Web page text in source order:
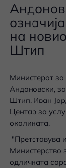
на
Штип
Mинистерот
Андоновски,
Штип, Иван
Центар за
околината.
"Претставува
Министерство
одличната